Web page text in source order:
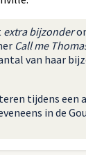
extra bijzonder
Call me
van haar
tijdens een
in de